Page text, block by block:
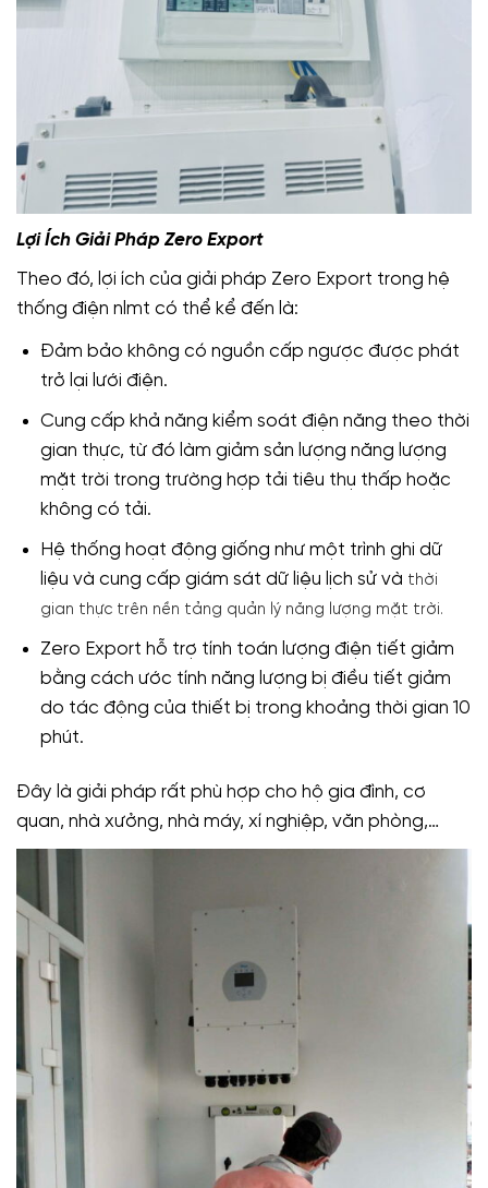
Lợi Ích Giải Pháp Zero Export
Theo đó, lợi ích của giải pháp Zero Export trong hệ
thống điện nlmt có thể kể đến là:
Đảm bảo không có nguồn cấp ngược được phát
trở lại lưới điện.
Cung cấp khả năng kiểm soát điện năng theo thời
gian thực, từ đó làm giảm sản lượng năng lượng
mặt trời trong trường hợp tải tiêu thụ thấp hoặc
không có tải.
Hệ thống hoạt động giống như một trình ghi dữ
liệu và cung cấp giám sát dữ liệu lịch sử và thời
gian thực trên nền tảng quản lý năng lượng mặt trời.
Zero Export hỗ trợ tính toán lượng điện tiết giảm
bằng cách ước tính năng lượng bị điều tiết giảm
do tác động của thiết bị trong khoảng thời gian 10
phút.
Đây là giải pháp rất phù hợp cho hộ gia đình, cơ
quan, nhà xưởng, nhà máy, xí nghiệp, văn phòng,…